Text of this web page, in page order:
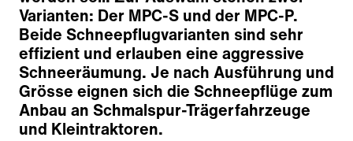
Varianten: Der MPC-S und der MPC-P.
Beide Schneepflugvarianten sind sehr
effizient und erlauben eine aggressive
Schneeräumung. Je nach Ausführung und
Grösse eignen sich die Schneepflüge zum
Anbau an Schmalspur-Trägerfahrzeuge
und Kleintraktoren.
Überfahrsystem
Schürfleisten
Hubeinrichtung
Hydraulische Seitenumstellung
Betriebsunterstützung
Seitenabweiser
Schneestaubschutz